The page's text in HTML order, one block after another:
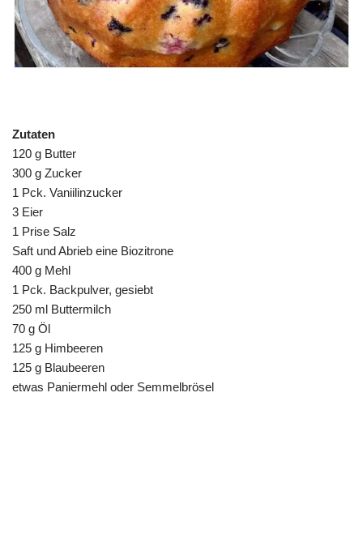
Zutaten
120 g Butter
300 g Zucker
1 Pck. Vaniilinzucker
3 Eier
1 Prise Salz
Saft und Abrieb eine Biozitrone
400 g Mehl
1 Pck. Backpulver, gesiebt
250 ml Buttermilch
70 g Öl
125 g Himbeeren
125 g Blaubeeren
etwas Paniermehl oder Semmelbrösel